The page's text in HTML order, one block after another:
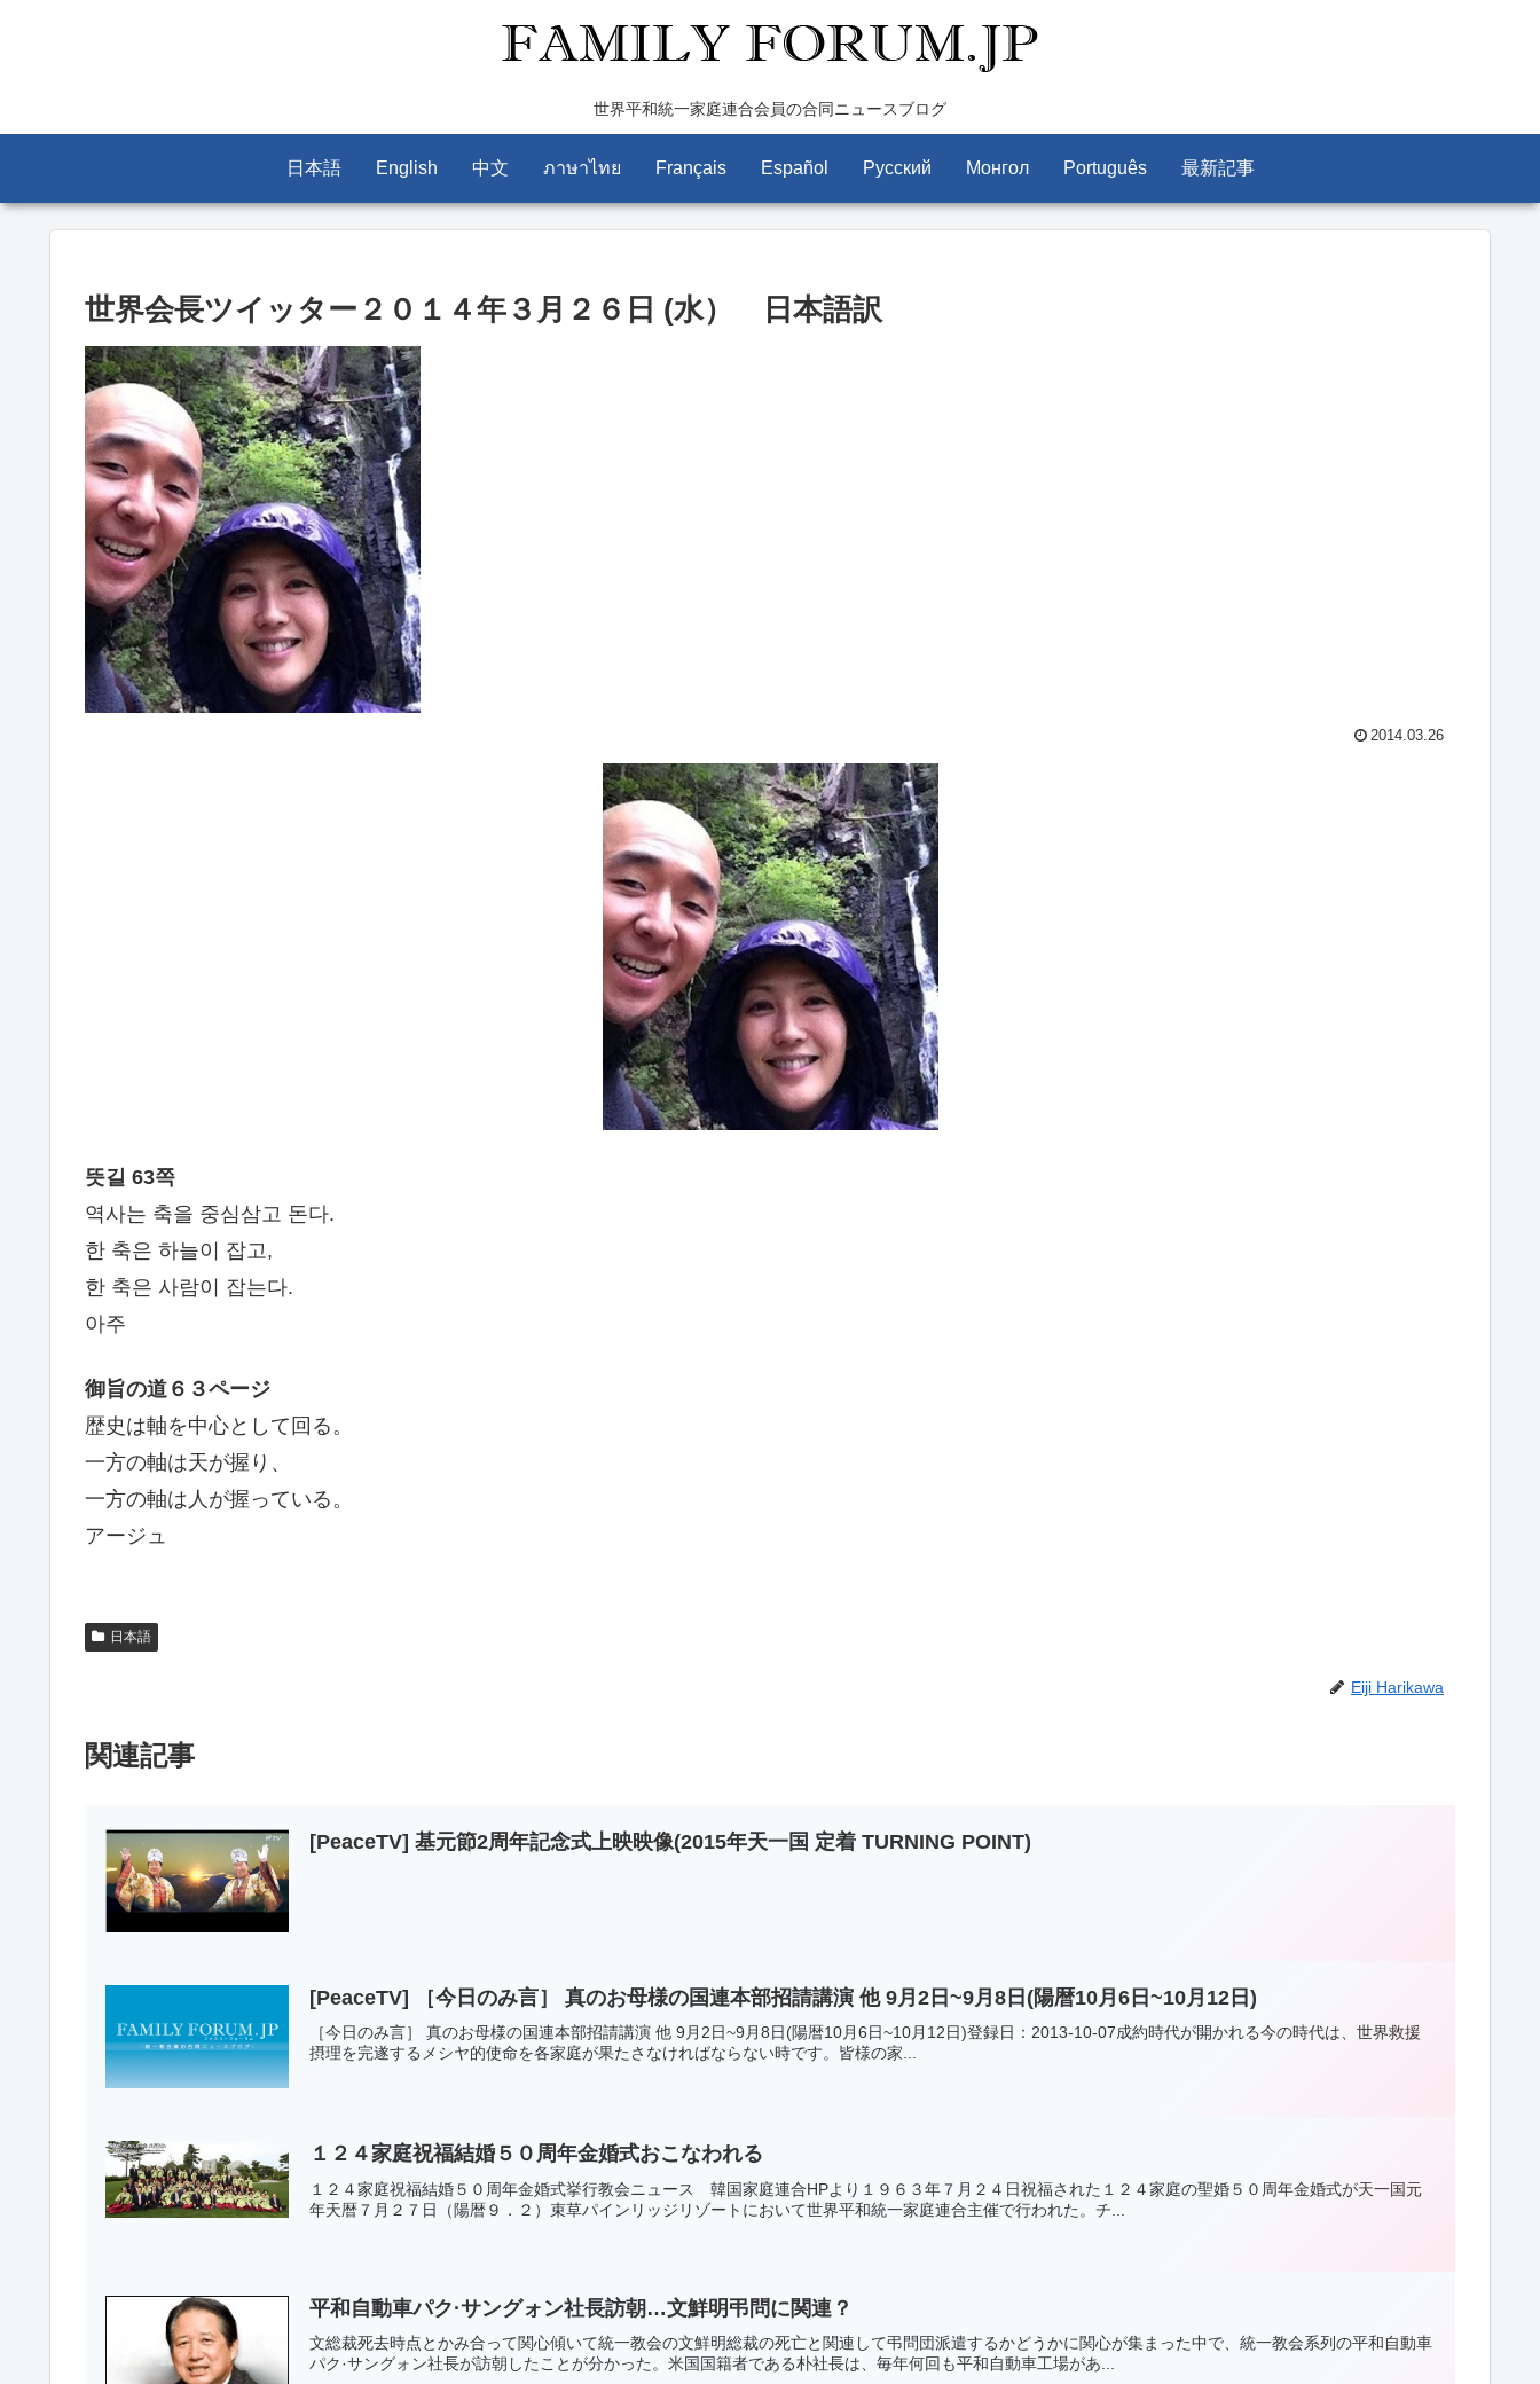
世界平和統一家庭連合会員の合同ニュースブログ
日本語 English 中文 ภาษาไทย Français Español Pусский Монгол Português 最新記事
世界会長ツイッター２０１４年３月２６日 (水） 日本語訳
2014.03.26
뜻길 63쪽
역사는 축을 중심삼고 돈다.
한 축은 하늘이 잡고,
한 축은 사람이 잡는다.
아주
御旨の道６３ページ
歴史は軸を中心として回る。
一方の軸は天が握り、
一方の軸は人が握っている。
アージュ
日本語
Eiji Harikawa
関連記事
[PeaceTV] 基元節2周年記念式上映映像(2015年天一国 定着 TURNING POINT)
[PeaceTV] ［今日のみ言］ 真のお母様の国連本部招請講演 他 9月2日~9月8日(陽暦10月6日~10月12日)
［今日のみ言］ 真のお母様の国連本部招請講演 他 9月2日~9月8日(陽暦10月6日~10月12日)登録日：2013-10-07成約時代が開かれる今の時代は、世界救援
摂理を完遂するメシヤ的使命を各家庭が果たさなければならない時です。皆様の家...
１２４家庭祝福結婚５０周年金婚式おこなわれる
１２４家庭祝福結婚５０周年金婚式挙行教会ニュース 韓国家庭連合HPより１９６３年７月２４日祝福された１２４家庭の聖婚５０周年金婚式が天一国元
年天暦７月２７日（陽暦９．２）束草パインリッジリゾートにおいて世界平和統一家庭連合主催で行われた。チ...
平和自動車パク·サングォン社長訪朝…文鮮明弔問に関連？
文総裁死去時点とかみ合って関心傾いて統一教会の文鮮明総裁の死亡と関連して弔問団派遣するかどうかに関心が集まった中で、統一教会系列の平和自動車
パク·サングォン社長が訪朝したことが分かった。米国国籍者である朴社長は、毎年何回も平和自動車工場があ...